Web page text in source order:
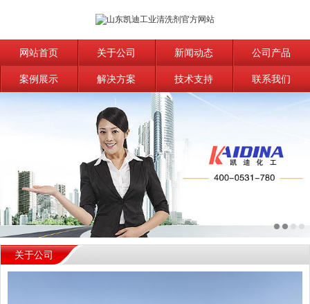
网站首页 关于公司 新闻动态 公司产品
案例展示 解决方案 技术支持 联系我们
关于公司